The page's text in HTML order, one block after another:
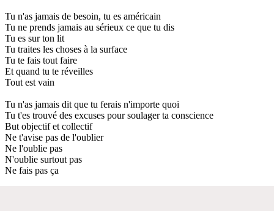
Tu n'as jamais de besoin, tu es américain
Tu ne prends jamais au sérieux ce que tu dis
Tu es sur ton lit
Tu traites les choses à la surface
Tu te fais tout faire
Et quand tu te réveilles
Tout est vain
Tu n'as jamais dit que tu ferais n'importe quoi
Tu t'es trouvé des excuses pour soulager ta conscience
But objectif et collectif
Ne t'avise pas de l'oublier
Ne l'oublie pas
N'oublie surtout pas
Ne fais pas ça